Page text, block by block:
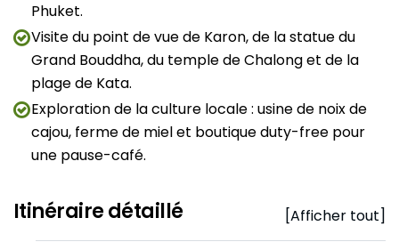
Phuket.
Visite du point de vue de Karon, de la statue du
Grand Bouddha, du temple de Chalong et de la
plage de Kata.
Exploration de la culture locale : usine de noix de
cajou, ferme de miel et boutique duty-free pour
une pause-café.
Itinéraire détaillé [Afficher tout]